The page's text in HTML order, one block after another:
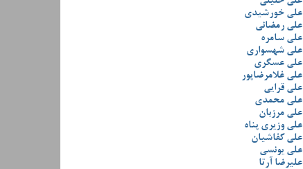
علی خورشیدی
علی رمضانی
علی سامره
علی شهسواری
علی عسگری
علی غلامرضاپور
علی قرایی
علی محمدی
علی مرزبان
علی وزیری پناه
علی کفاشیان
علی یونسی
علیرضا آرتا